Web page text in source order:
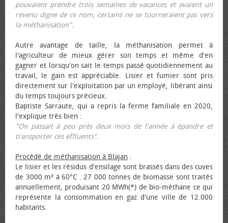
pouvaient prendre trois semaines de vacances et avaient un
revenu digne de ce nom, certains ne se tourneraient pas vers
la méthanisation".
Autre avantage de taille, la méthanisation permet à
l'agriculteur de mieux gérer son temps et même d'en
gagner et lorsqu'on sait le temps passé quotidiennement au
travail, le gain est appréciable. Lisier et fumier sont pris
directement sur l'exploitation par un employé, libérant ainsi
du temps toujours précieux.
Baptiste Sarraute, qui a repris la ferme familiale en 2020,
l'explique très bien :
"On passait à peu près deux mois de l'année à épandre et
transporter ces effluents".
Procédé de méthanisation à Blajan :
Le lisier et les résidus d'ensilage sont brassés dans des cuves
de 3000 m³ à 60°C . 27 000 tonnes de biomasse sont traités
annuellement, produisant 20 MWh(*) de bio-méthane ce qui
représente la consommation en gaz d'une ville de 12.000
habitants.